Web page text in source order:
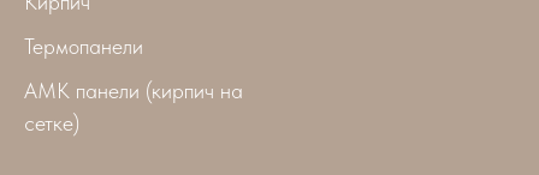
Термопанели
АМК панели (кирпич на
сетке)